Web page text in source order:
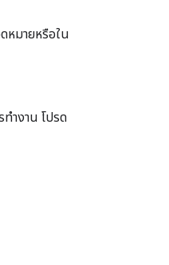
หมายหรือใน
ำงาน โปรด